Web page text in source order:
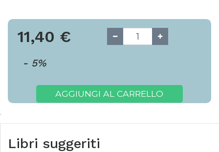
11,40 €
- 5%
AGGIUNGI AL CARRELLO
Libri suggeriti